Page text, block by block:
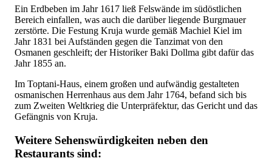
Ein Erdbeben im Jahr 1617 ließ Felswände im südöstlichen
Bereich einfallen, was auch die darüber liegende Burgmauer
zerstörte. Die Festung Kruja wurde gemäß Machiel Kiel im
Jahr 1831 bei Aufständen gegen die Tanzimat von den
Osmanen geschleift; der Historiker Baki Dollma gibt dafür das
Jahr 1855 an.
Im Toptani-Haus, einem großen und aufwändig gestalteten
osmanischen Herrenhaus aus dem Jahr 1764, befand sich bis
zum Zweiten Weltkrieg die Unterpräfektur, das Gericht und das
Gefängnis von Kruja.
Weitere Sehenswürdigkeiten neben den
Restaurants sind: